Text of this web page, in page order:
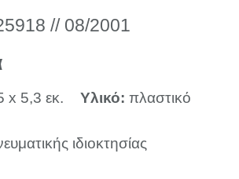
// 08/2001
x 5,3 εκ. Υλικό: πλαστικό
ιδιοκτησίας